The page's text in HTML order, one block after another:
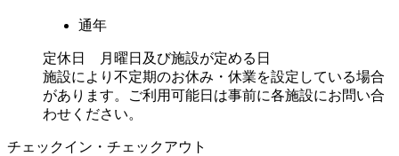
通年
定休日 月曜日及び施設が定める日
施設により不定期のお休み・休業を設定している場合
があります。ご利用可能日は事前に各施設にお問い合
わせください。
チェックイン・チェックアウト